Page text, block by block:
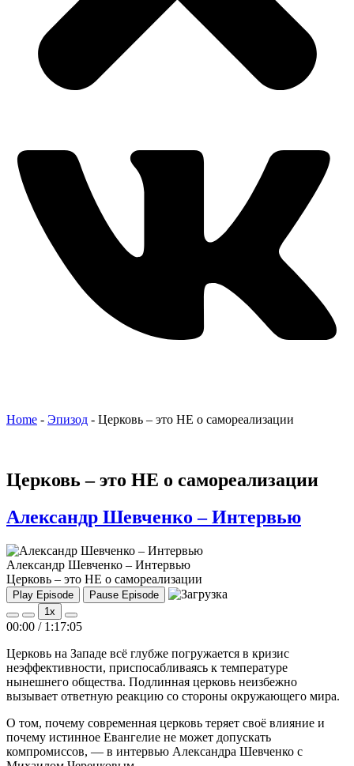
Home - Эпизод - Церковь – это НЕ о самореализации
Церковь – это НЕ о самореализации
Александр Шевченко – Интервью
Александр Шевченко – Интервью
Церковь – это НЕ о самореализации
Play Episode
Pause Episode
1x
00:00 / 1:17:05
Церковь на Западе всё глубже погружается в кризис
неэффективности, приспосабливаясь к температуре
нынешнего общества. Подлинная церковь неизбежно
вызывает ответную реакцию со стороны окружающего мира.
О том, почему современная церковь теряет своё влияние и
почему истинное Евангелие не может допускать
компромиссов, — в интервью Александра Шевченко с